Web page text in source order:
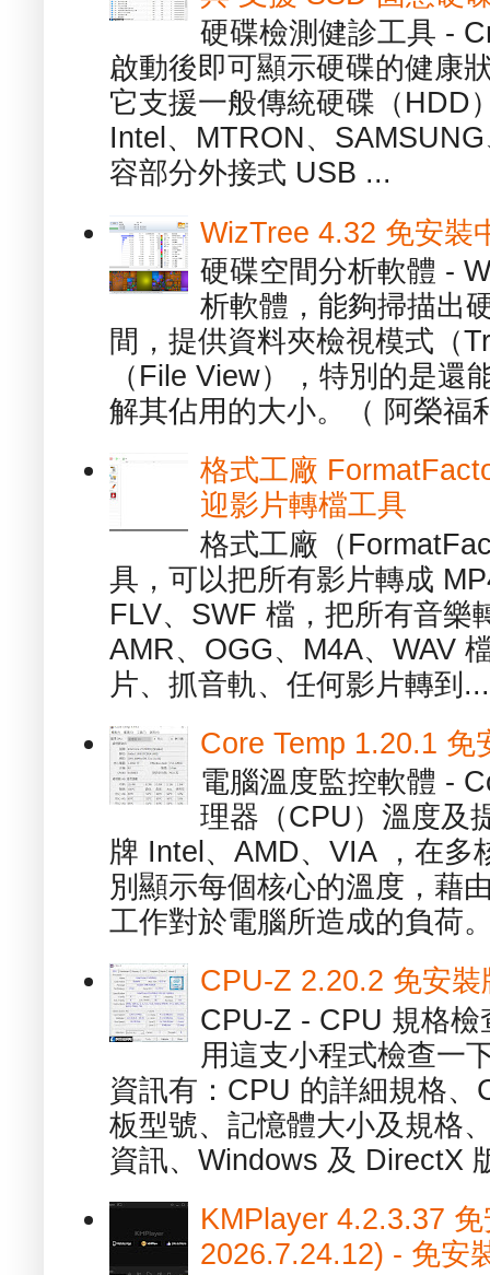
硬碟檢測健診工具 -
啟動後即可顯示硬碟的健康
它支援一般傳統硬碟（HDD
Intel、MTRON、
容部分外接式 USB ...
WizTree 4.32 免安裝
硬碟空間分析軟體 -
析軟體，能夠掃描出
間，提供資料夾檢視模式（
（File View），特別的是還
解其佔用的大小。（ 阿榮福
格式工廠
迎影片轉檔工具
格式工廠（
具，可以把所有影片轉成
FLV、SWF 檔，把所有音樂
AMR、OGG、M4A、WAV
片、抓音軌、任何影片轉到...
Core Temp 1.20.1 免
電腦溫度監控軟體 -
理器（CPU）溫度及
牌 Intel、AMD、VIA ，在多
別顯示每個核心的溫度，藉
工作對於電腦所造成的負荷
CPU-Z 2.20.2 免安
CPU-Z - CPU 規格
用這支小程式檢查一
資訊有：CPU 的詳細規格
板型號、記憶體大小及規格
資訊、Windows 及 DirectX
KMPlayer 4.2.3.37
2026.7.24.12) - 免安